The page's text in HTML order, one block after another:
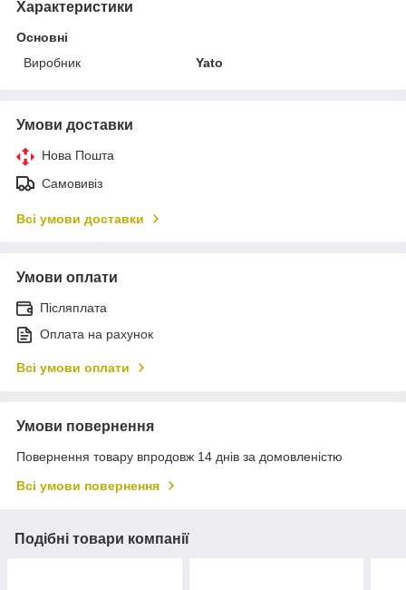
Характеристики
Основні
Виробник
Yato
Умови доставки
Нова Пошта
Самовивіз
Всі умови доставки
Умови оплати
Післяплата
Оплата на рахунок
Всі умови оплати
Умови повернення
Повернення товару впродовж 14 днів за домовленістю
Всі умови повернення
Подібні товари компанії